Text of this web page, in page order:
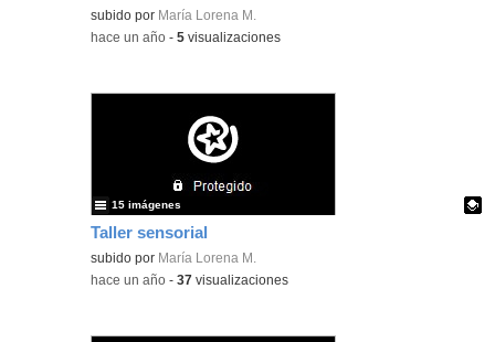
Contenido educativo.
subido por María Lorena M.
-hace un año -5 visualizaciones
Taller sensorial
Contenido educativo.
subido por María Lorena M.
15 imágenes
-hace un año -37 visualizaciones